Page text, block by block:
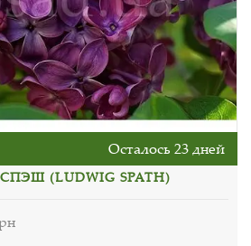
Осталось 23 дней
(LUDWIG SPATH)